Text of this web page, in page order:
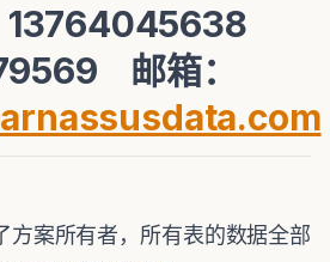
13764045638
邮箱：
方案所有者，所有表的数据全部